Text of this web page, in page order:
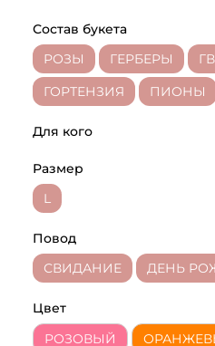
Состав букета
РОЗЫ
ГЕРБЕРЫ
ГОРТЕНЗИЯ
ПИОНЫ
Для кого
Размер
L
Повод
СВИДАНИЕ
ДЕНЬ
Цвет
РОЗОВЫЙ